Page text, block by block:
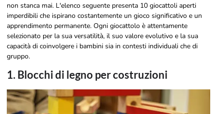
non stanca mai. L'elenco seguente presenta 10 giocattoli aperti
imperdibili che ispirano costantemente un gioco significativo e un
apprendimento permanente. Ogni giocattolo è attentamente
selezionato per la sua versatilità, il suo valore evolutivo e la sua
capacità di coinvolgere i bambini sia in contesti individuali che di
gruppo.
1. Blocchi di legno per costruzioni